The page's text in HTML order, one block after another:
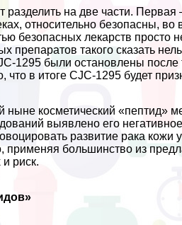
разделить на две части.
относительно безопасны,
безопасных лекарств просто
препаратов такого сказать
1295 были остановлены
что в итоге CJC-1295 будет
ныне косметический «пептид»
выявлено его
развитие paка
применяя большинство из
и риск.